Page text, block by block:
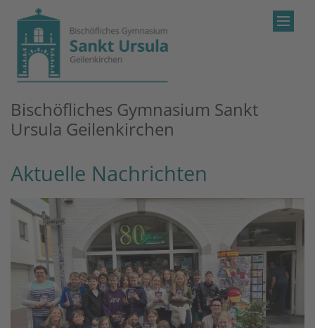
Zum Inhalt springen
Bischöfliches Gymnasium Sankt
Ursula Geilenkirchen
Aktuelle Nachrichten